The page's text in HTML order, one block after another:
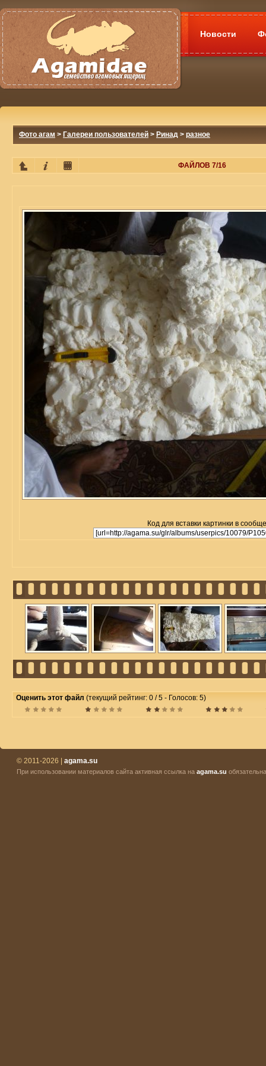
Новости
Фото агам > Галереи пользователей > Ринад > разное
ФАЙЛОВ 7/16
Код для вставки картинки в
Оценить этот файл (текущий рейтинг: 0 / 5 - Голосов: 5)
© 2011-2026 | agama.su
При использовании материалов сайта активная ссылка на agama.su